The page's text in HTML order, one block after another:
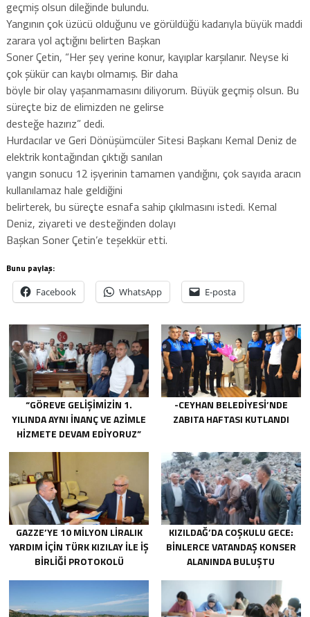
geçmiş olsun dileğinde bulundu.
Yangının çok üzücü olduğunu ve görüldüğü kadarıyla büyük maddi
zarara yol açtığını belirten Başkan
Soner Çetin, “Her şey yerine konur, kayıplar karşılanır. Neyse ki
çok şükür can kaybı olmamış. Bir daha
böyle bir olay yaşanmamasını diliyorum. Büyük geçmiş olsun. Bu
süreçte biz de elimizden ne gelirse
desteğe hazırız” dedi.
Hurdacılar ve Geri Dönüşümcüler Sitesi Başkanı Kemal Deniz de
elektrik kontağından çıktığı sanılan
yangın sonucu 12 işyerinin tamamen yandığını, çok sayıda aracın
kullanılamaz hale geldiğini
belirterek, bu süreçte esnafa sahip çıkılmasını istedi. Kemal
Deniz, ziyareti ve desteğinden dolayı
Başkan Soner Çetin’e teşekkür etti.
Bunu paylaş:
Facebook WhatsApp E-posta
“GÖREVE GELIŞIMIZIN 1.
YILINDA AYNI INANÇ VE AZIMLE
HIZMETE DEVAM EDIYORUZ”
-CEYHAN BELEDIYESI’NDE
ZABITA HAFTASI KUTLANDI
GAZZE’YE 10 MILYON LIRALIK
YARDIM IÇIN TÜRK KIZILAY ILE IŞ
BIRLIĞI PROTOKOLÜ
KIZILDAĞ’DA COŞKULU GECE:
BINLERCE VATANDAŞ KONSER
ALANINDA BULUŞTU